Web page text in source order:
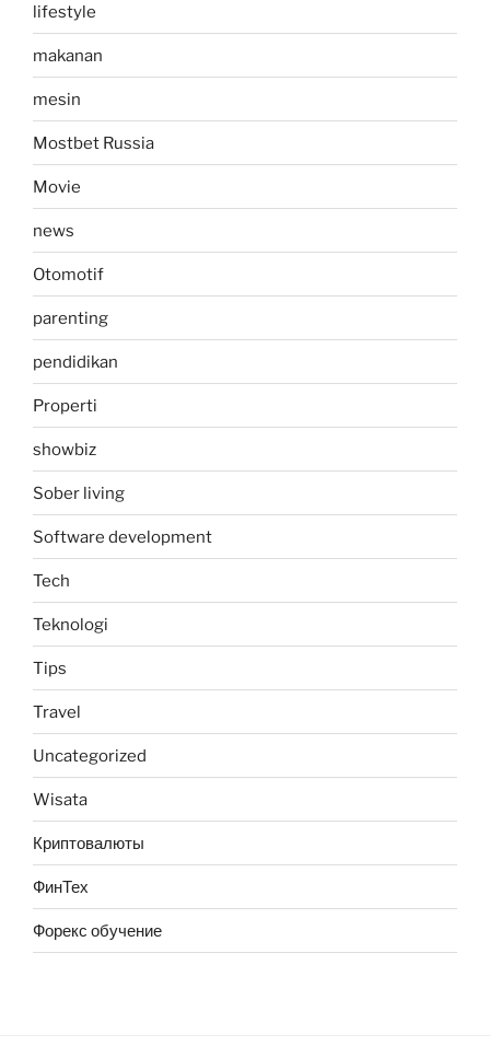
lifestyle
makanan
mesin
Mostbet Russia
Movie
news
Otomotif
parenting
pendidikan
Properti
showbiz
Sober living
Software development
Tech
Teknologi
Tips
Travel
Uncategorized
Wisata
Криптовалюты
ФинТех
Форекс обучение